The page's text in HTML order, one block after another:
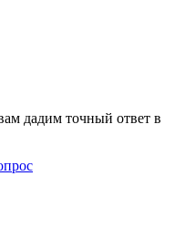
дадим точный ответ в